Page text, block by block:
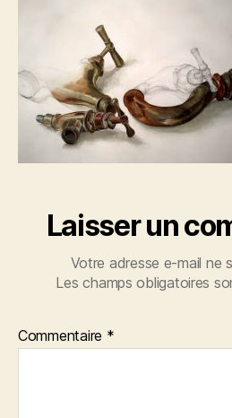
Laisser un
Votre adresse e-mail ne
Les champs obligatoires
Commentaire *